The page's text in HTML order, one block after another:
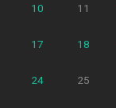
10 11
17 18
24 25